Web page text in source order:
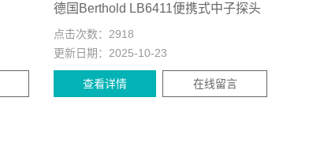
德国Berthold LB6411便携式中子探头
点击次数： 2918
更新日期： 2025-10-23
查看详情 在线留言